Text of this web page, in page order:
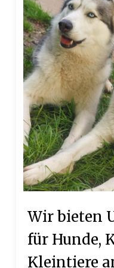
Wir bieten
für Hunde,
Kleintiere